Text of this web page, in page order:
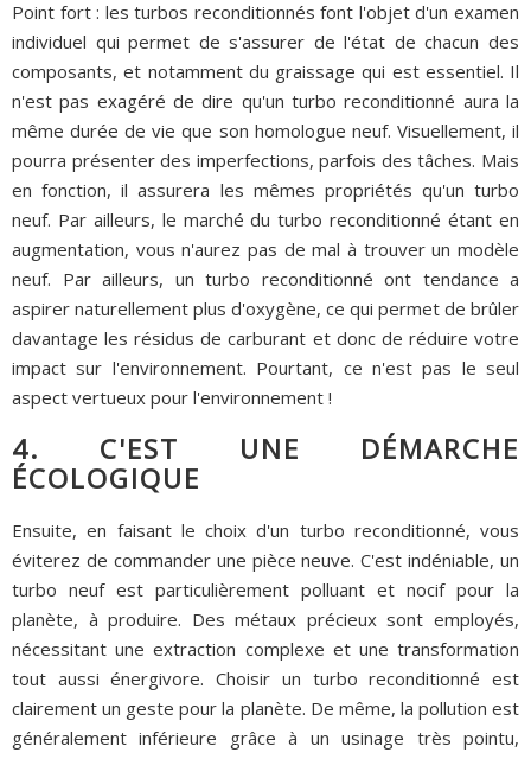
Point fort : les turbos reconditionnés font l'objet d'un examen
individuel qui permet de s'assurer de l'état de chacun des
composants, et notamment du graissage qui est essentiel. Il
n'est pas exagéré de dire qu'un turbo reconditionné aura la
même durée de vie que son homologue neuf. Visuellement, il
pourra présenter des imperfections, parfois des tâches. Mais
en fonction, il assurera les mêmes propriétés qu'un turbo
neuf. Par ailleurs, le marché du turbo reconditionné étant en
augmentation, vous n'aurez pas de mal à trouver un modèle
neuf. Par ailleurs, un turbo reconditionné ont tendance a
aspirer naturellement plus d'oxygène, ce qui permet de brûler
davantage les résidus de carburant et donc de réduire votre
impact sur l'environnement. Pourtant, ce n'est pas le seul
aspect vertueux pour l'environnement !
4. C'EST UNE DÉMARCHE
ÉCOLOGIQUE
Ensuite, en faisant le choix d'un turbo reconditionné, vous
éviterez de commander une pièce neuve. C'est indéniable, un
turbo neuf est particulièrement polluant et nocif pour la
planète, à produire. Des métaux précieux sont employés,
nécessitant une extraction complexe et une transformation
tout aussi énergivore. Choisir un turbo reconditionné est
clairement un geste pour la planète. De même, la pollution est
généralement inférieure grâce à un usinage très pointu,